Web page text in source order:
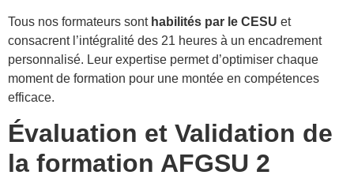
Tous nos formateurs sont habilités par le CESU et
consacrent l’intégralité des 21 heures à un encadrement
personnalisé. Leur expertise permet d’optimiser chaque
moment de formation pour une montée en compétences
efficace.
Évaluation et Validation de
la formation AFGSU 2